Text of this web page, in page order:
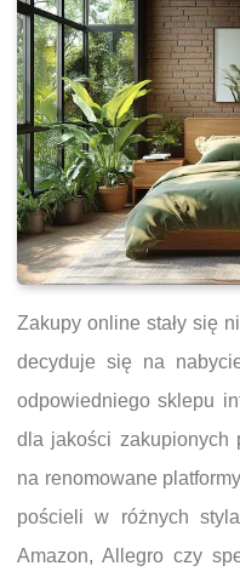
Zakupy online stały się
decyduje się na
odpowiedniego sklepu
dla jakości zakupionych
na renomowane
pościeli w różnych
Amazon, Allegro czy